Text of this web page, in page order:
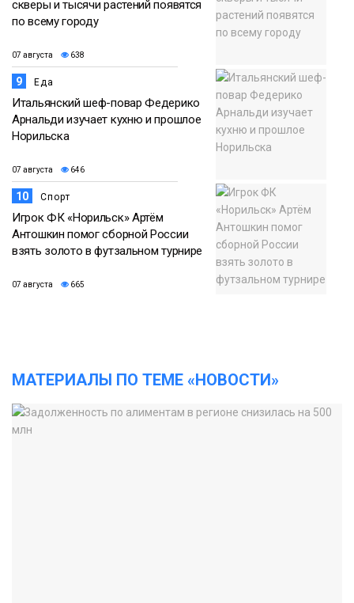
скверы и тысячи растений появятся
по всему городу
07 августа 638
9 Еда
Итальянский шеф-повар Федерико
Арнальди изучает кухню и прошлое
Норильска
07 августа 646
10 Спорт
Игрок ФК «Норильск» Артём
Антошкин помог сборной России
взять золото в футзальном турнире
07 августа 665
МАТЕРИАЛЫ ПО ТЕМЕ «НОВОСТИ»